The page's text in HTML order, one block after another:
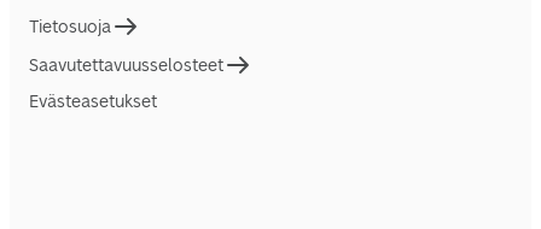
Tietosuoja
Saavutettavuusselosteet
Evästeasetukset